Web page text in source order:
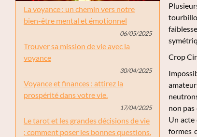
La voyance : un chemin vers notre
bien-être mental et émotionnel
06/05/2025
Trouver sa mission de vie avec la
voyance
30/04/2025
Voyance et finances : attirez la
prospérité dans votre vie.
17/04/2025
Le tarot et les grandes décisions de vie
: comment poser les bonnes questions.
Crop
non
Un acte
formes